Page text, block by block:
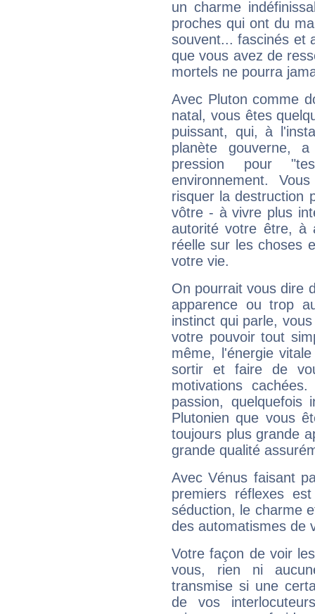
un charme
proches qui ont du
souvent... fascinés et
que vous avez de
mortels ne pourra
Avec Pluton comme
natal, vous êtes
puissant, qui, à
planète gouverne,
pression pour
environnement.
risquer la destruction
vôtre - à vivre plus
autorité votre être, à
réelle sur les choses
votre vie.
On pourrait vous dire
apparence ou trop
instinct qui parle,
votre pouvoir tout
même, l'énergie
sortir et faire de
motivations
passion, quelquefois
Plutonien que vous
toujours plus grande
grande qualité
Avec Vénus faisant
premiers réflexes
séduction, le charme
des automatismes de
Votre façon de voir
vous, rien ni
transmise si une
de vos